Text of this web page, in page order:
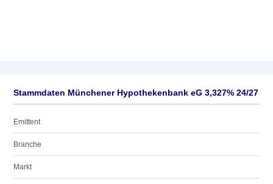
Stammdaten Münchener Hypothekenbank eG 3,327% 24/27
Emittent
Branche
Markt